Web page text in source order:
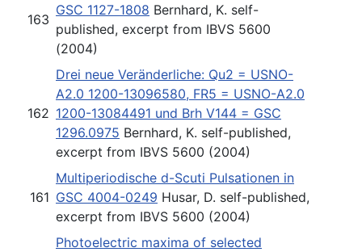
163
GSC 1127-1808 Bernhard, K. self-
published, excerpt from IBVS 5600
(2004)
162
Drei neue Veränderliche: Qu2 = USNO-
A2.0 1200-13096580, FR5 = USNO-A2.0
1200-13084491 und Brh V144 = GSC
1296.0975 Bernhard, K. self-published,
excerpt from IBVS 5600 (2004)
161
Multiperiodische d-Scuti Pulsationen in
GSC 4004-0249 Husar, D. self-published,
excerpt from IBVS 5600 (2004)
Photoelectric maxima of selected